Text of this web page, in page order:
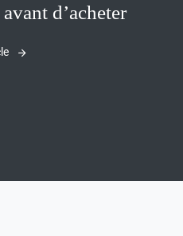
d’acheter